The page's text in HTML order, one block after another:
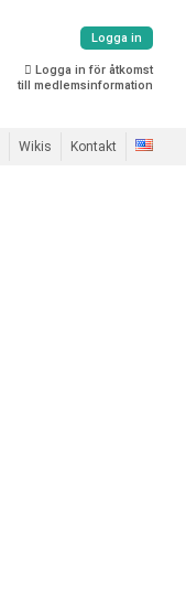
Logga in
Logga in för åtkomst
till medlemsinformation
Wikis Kontakt